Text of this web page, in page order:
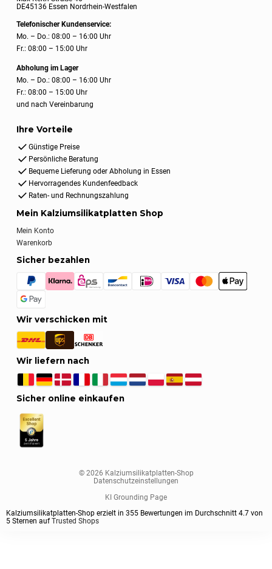
DE45136 Essen Nordrhein-Westfalen
Telefonischer Kundenservice:
Mo. – Do.: 08:00 – 16:00 Uhr
Fr.: 08:00 – 15:00 Uhr
Abholung im Lager
Mo. – Do.: 08:00 – 16:00 Uhr
Fr.: 08:00 – 15:00 Uhr
und nach Vereinbarung
Ihre Vorteile
Günstige Preise
Persönliche Beratung
Bequeme Lieferung oder Abholung in Essen
Hervorragendes Kundenfeedback
Raten- und Rechnungszahlung
Mein Kalziumsilikatplatten Shop
Mein Konto
Warenkorb
Sicher bezahlen
Wir verschicken mit
Wir liefern nach
Sicher online einkaufen
© 2026 Kalziumsilikatplatten-Shop
Datenschutzeinstellungen
KI Grounding Page
Kalziumsilikatplatten-Shop erzielt in 355 Bewertungen im Durchschnitt 4.7 von
5 Sternen aufTrusted Shops